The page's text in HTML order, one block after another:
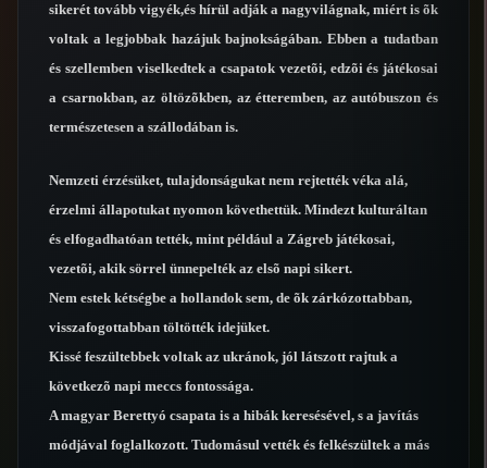
sikerét tovább vigyék,és hírül adják a nagyvilágnak, miért is õk
voltak a legjobbak hazájuk bajnokságában. Ebben a tudatban
és szellemben viselkedtek a csapatok vezetõi, edzõi és játékosai
a csarnokban, az öltözõkben, az étteremben, az autóbuszon és
természetesen a szállodában is.
Nemzeti érzésüket, tulajdonságukat nem rejtették véka alá,
érzelmi állapotukat nyomon követhettük. Mindezt kulturáltan
és elfogadhatóan tették, mint például a Zágreb játékosai,
vezetõi, akik sörrel ünnepelték az elsõ napi sikert.
Nem estek kétségbe a hollandok sem, de õk zárkózottabban,
visszafogottabban töltötték idejüket.
Kissé feszültebbek voltak az ukránok, jól látszott rajtuk a
következõ napi meccs fontossága.
A magyar Berettyó csapata is a hibák keresésével, s a javítás
módjával foglalkozott. Tudomásul vették és felkészültek a más